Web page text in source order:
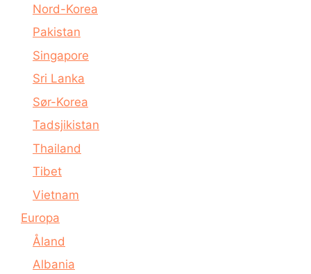
Nord-Korea
Pakistan
Singapore
Sri Lanka
Sør-Korea
Tadsjikistan
Thailand
Tibet
Vietnam
Europa
Åland
Albania